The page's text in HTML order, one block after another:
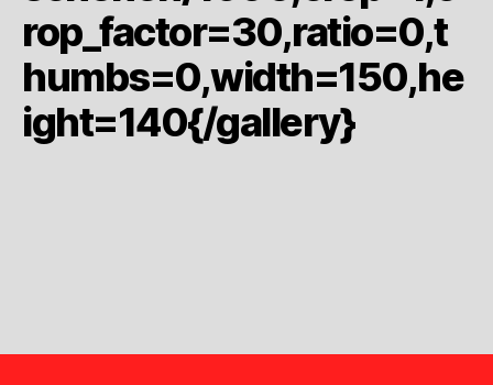
rop_factor=30,ratio=0,t
humbs=0,width=150,he
ight=140{/gallery}